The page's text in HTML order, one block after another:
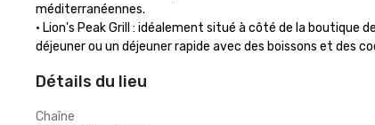
méditerranéennes.
• Lion's Peak Grill : idéalement situé à côté de la
déjeuner ou un déjeuner rapide avec des boissons et des
Détails du lieu
Chaîne